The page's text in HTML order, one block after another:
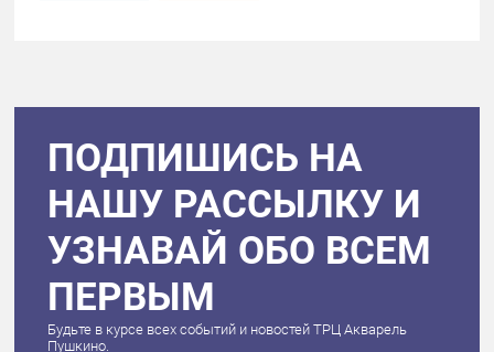
ПОДПИШИСЬ НА
НАШУ РАССЫЛКУ И
УЗНАВАЙ ОБО ВСЕМ
ПЕРВЫМ
Будьте в курсе всех событий и новостей ТРЦ Акварель
Пушкино.